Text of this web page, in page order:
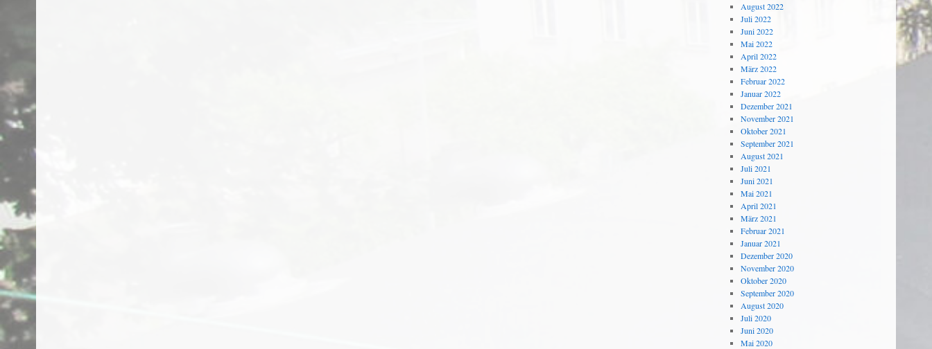
August 2022
Juli 2022
Juni 2022
Mai 2022
April 2022
März 2022
Februar 2022
Januar 2022
Dezember 2021
November 2021
Oktober 2021
September 2021
August 2021
Juli 2021
Juni 2021
Mai 2021
April 2021
März 2021
Februar 2021
Januar 2021
Dezember 2020
November 2020
Oktober 2020
September 2020
August 2020
Juli 2020
Juni 2020
Mai 2020